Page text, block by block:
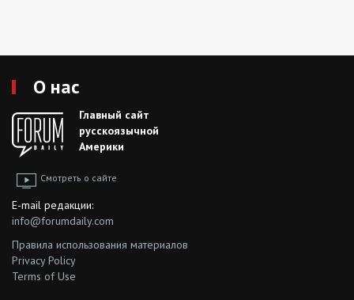
О нас
Главный сайт
русскоязычной
Америки
Смотреть о сайте
E-mail редакции:
info@forumdaily.com
Правила использования материалов
Privacy Policy
Terms of Use